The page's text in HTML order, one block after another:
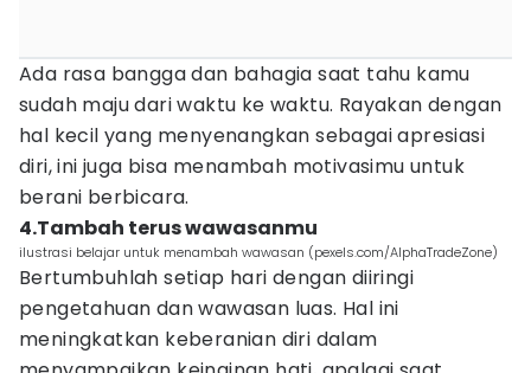
Ada rasa bangga dan bahagia saat tahu kamu
sudah maju dari waktu ke waktu. Rayakan dengan
hal kecil yang menyenangkan sebagai apresiasi
diri, ini juga bisa menambah motivasimu untuk
berani berbicara.
4.Tambah terus wawasanmu
ilustrasi belajar untuk menambah wawasan (pexels.com/AlphaTradeZone)
Bertumbuhlah setiap hari dengan diiringi
pengetahuan dan wawasan luas. Hal ini
meningkatkan keberanian diri dalam